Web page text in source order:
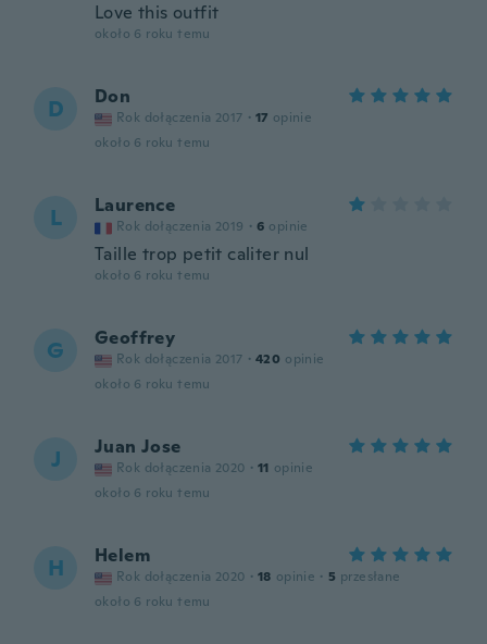
Love this outfit
około 6 roku temu
D Don
Rok dołączenia 2017 · 17 opinie
około 6 roku temu
L Laurence
Rok dołączenia 2019 · 6 opinie
Taille trop petit caliter nul
około 6 roku temu
G Geoffrey
Rok dołączenia 2017 · 420 opinie
około 6 roku temu
J Juan Jose
Rok dołączenia 2020 · 11 opinie
około 6 roku temu
H Helem
Rok dołączenia 2020 · 18 opinie · 5 przesłane
około 6 roku temu